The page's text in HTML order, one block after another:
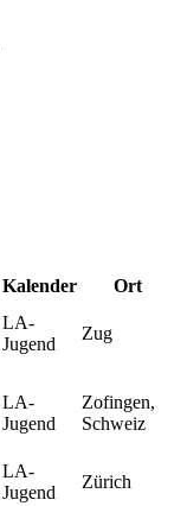
Kalender
Ort
LA-
Jugend
Zug
LA-
Jugend
Zofingen,
Schweiz
LA-
Jugend
Zürich